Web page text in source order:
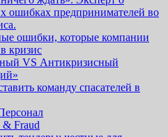
ошибках предпринимателей во
ошибки, которые компании
кризис
VS Антикризисный
команду спасателей в
Fraud